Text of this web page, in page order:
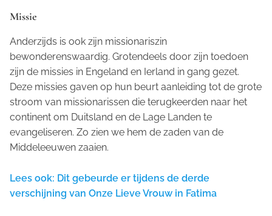
Missie
Anderzijds is ook zijn missionariszin
bewonderenswaardig. Grotendeels door zijn toedoen
zijn de missies in Engeland en Ierland in gang gezet.
Deze missies gaven op hun beurt aanleiding tot de grote
stroom van missionarissen die terugkeerden naar het
continent om Duitsland en de Lage Landen te
evangeliseren. Zo zien we hem de zaden van de
Middeleeuwen zaaien.
Lees ook: Dit gebeurde er tijdens de derde
verschijning van Onze Lieve Vrouw in Fatima